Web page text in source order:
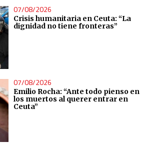
07/08/2026
Crisis humanitaria en Ceuta: “La
dignidad no tiene fronteras”
07/08/2026
Emilio Rocha: “Ante todo pienso en
los muertos al querer entrar en
Ceuta”